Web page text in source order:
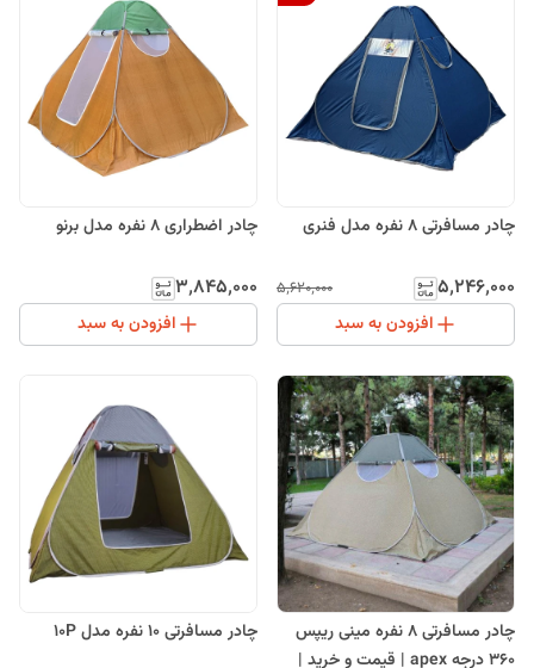
چادر مسافرتی ۸ نفره مدل فنری
۵٬۲۴۶٬۰۰۰ ۵٬۶۲۰٬۰۰۰
افزودن به سبد
چادر اضطراری 8 نفره مدل برنو
۳٬۸۴۵٬۰۰۰
افزودن به سبد
چادر مسافرتی ۸ نفره مینی ریپس
۳۶۰ درجه apex | قیمت و خرید |
چادر مسافرتی 10 نفره مدل 10P